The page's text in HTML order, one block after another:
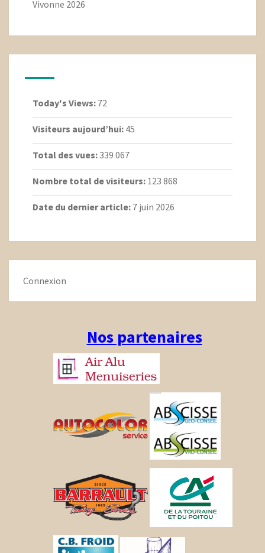
Vivonne 2026
Today's Views: 72
Visiteurs aujourd’hui: 45
Total des vues: 339 067
Nombre total de visiteurs: 123 868
Date du dernier article: 7 juin 2026
Connexion
Nos partenaires